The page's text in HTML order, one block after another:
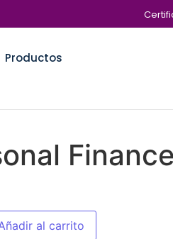
Productos
al carrito